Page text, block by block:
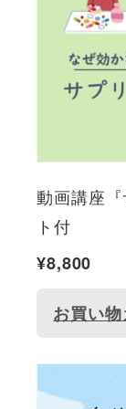
動画講座
ト付
¥8,800
お買い